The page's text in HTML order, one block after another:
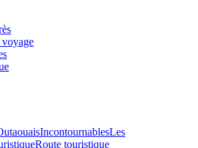
voyage
IncontournablesLes
Route touristique